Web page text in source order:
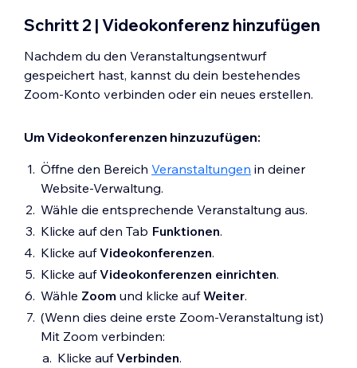
Schritt 2 | Videokonferenz hinzufügen
Nachdem du den Veranstaltungsentwurf
gespeichert hast, kannst du dein bestehendes
Zoom-Konto verbinden oder ein neues erstellen.
Um Videokonferenzen hinzuzufügen:
Öffne den Bereich Veranstaltungen in deiner
Website-Verwaltung.
Wähle die entsprechende Veranstaltung aus.
Klicke auf den Tab Funktionen.
Klicke aufVideokonferenzen.
Klicke aufVideokonferenzen einrichten.
Wähle Zoom und klicke aufWeiter.
(Wenn dies deine erste Zoom-Veranstaltung ist)
Mit Zoom verbinden:
Klicke aufVerbinden.